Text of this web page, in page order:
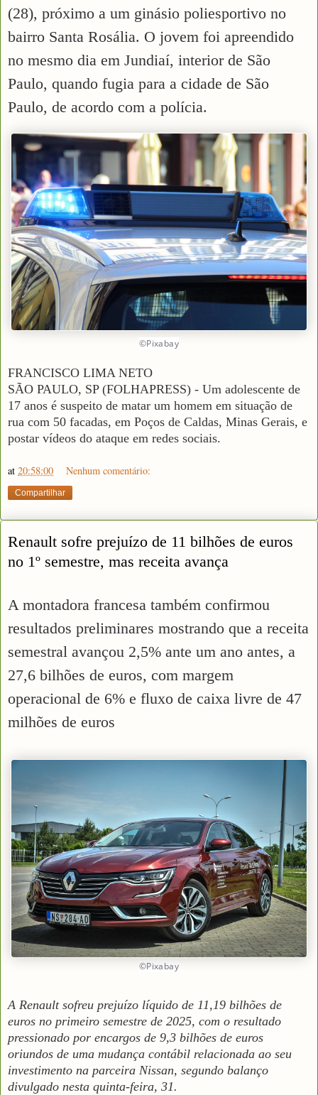
(28), próximo a um ginásio poliesportivo no
bairro Santa Rosália. O jovem foi apreendido
no mesmo dia em Jundiaí, interior de São
Paulo, quando fugia para a cidade de São
Paulo, de acordo com a polícia.
©Pixabay
FRANCISCO LIMA NETO
SÃO PAULO, SP (FOLHAPRESS) - Um adolescente de
17 anos é suspeito de matar um homem em situação de
rua com 50 facadas, em Poços de Caldas, Minas Gerais, e
postar vídeos do ataque em redes sociais.
at 20:58:00 Nenhum comentário:
Compartilhar
Renault sofre prejuízo de 11 bilhões de euros
no 1º semestre, mas receita avança
A montadora francesa também confirmou
resultados preliminares mostrando que a receita
semestral avançou 2,5% ante um ano antes, a
27,6 bilhões de euros, com margem
operacional de 6% e fluxo de caixa livre de 47
milhões de euros
©Pixabay
A Renault sofreu prejuízo líquido de 11,19 bilhões de
euros no primeiro semestre de 2025, com o resultado
pressionado por encargos de 9,3 bilhões de euros
oriundos de uma mudança contábil relacionada ao seu
investimento na parceira Nissan, segundo balanço
divulgado nesta quinta-feira, 31.